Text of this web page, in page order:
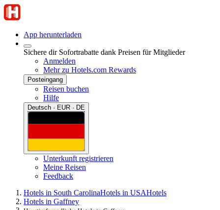
App herunterladen
Sichere dir Sofortrabatte dank Preisen für Mitglieder
Anmelden
Mehr zu Hotels.com Rewards
Posteingang
Reisen buchen
Hilfe
Deutsch · EUR · DE
Unterkunft registrieren
Meine Reisen
Feedback
Hotels in South CarolinaHotels in USAHotels
Hotels in Gaffney